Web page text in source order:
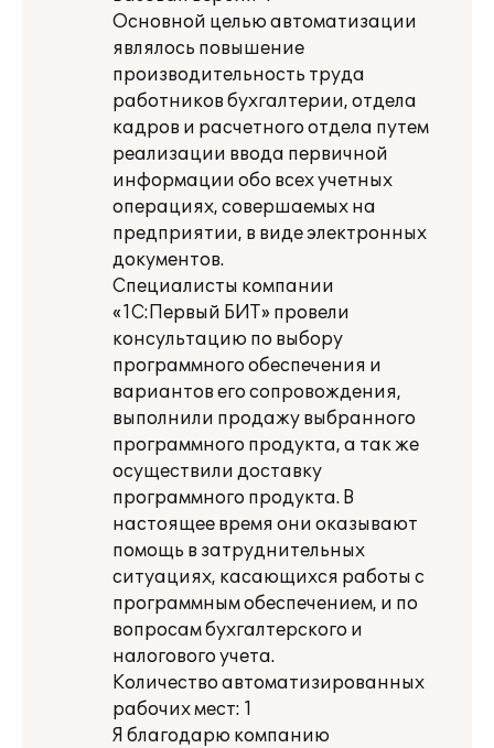
Основной целью автоматизации
являлось повышение
производительность труда
работников бухгалтерии, отдела
кадров и расчетного отдела путем
реализации ввода первичной
информации обо всех учетных
операциях, совершаемых на
предприятии, в виде электронных
документов.
Специалисты компании
«1С:Первый БИТ» провели
консультацию по выбору
программного обеспечения и
вариантов его сопровождения,
выполнили продажу выбранного
программного продукта, а так же
осуществили доставку
программного продукта. В
настоящее время они оказывают
помощь в затруднительных
ситуациях, касающихся работы с
программным обеспечением, и по
вопросам бухгалтерского и
налогового учета.
Количество автоматизированных
рабочих мест: 1
Я благодарю компанию